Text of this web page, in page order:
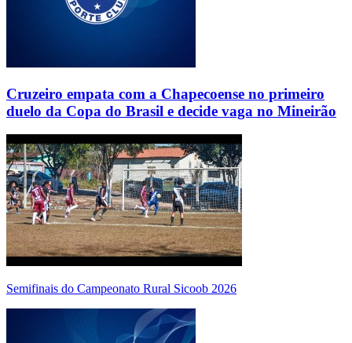
Cruzeiro empata com a Chapecoense no primeiro
duelo da Copa do Brasil e decide vaga no Mineirão
Semifinais do Campeonato Rural Sicoob 2026